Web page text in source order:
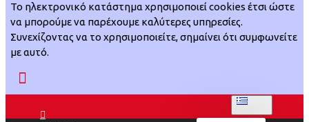
Το ηλεκτρονικό κατάστημα χρησιμοποιεί cookies έτσι ώστε
να μπορούμε να παρέχουμε καλύτερες υπηρεσίες.
Συνεχίζοντας να το χρησιμοποιείτε, σημαίνει ότι συμφωνείτε
με αυτό.